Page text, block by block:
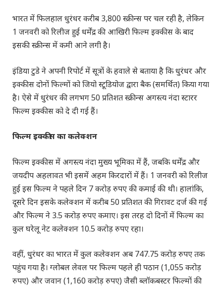
भारत में फिलहाल धुरंधर करीब 3,800 स्क्रीन्स पर चल रही है, लेकिन
1 जनवरी को रिलीज हुई धर्मेंद्र की आखिरी फिल्म इक्कीस के बाद
इसकी स्क्रीन्स में कमी आने लगी है।
इंडिया टुडे ने अपनी रिपोर्ट में सूत्रों के हवाले से बताया है कि धुरंधर और
इक्कीस दोनों फिल्मों को जियो स्टूडियोज द्वारा बैक (समर्थित) किया गया
है। ऐसे में धुरंधर की लगभग 50 प्रतिशत स्क्रीन्स अगस्त्य नंदा स्टारर
फिल्म इक्कीस को दे दी गई हैं।
फिल्म इक्कीस का कलेक्शन
फिल्म इक्कीस में अगस्त्य नंदा मुख्य भूमिका में हैं, जबकि धर्मेंद्र और
जयदीप अहलावत भी इसमें अहम किरदारों में हैं। 1 जनवरी को रिलीज
हुई इस फिल्म ने पहले दिन 7 करोड़ रुपए की कमाई की थी। हालांकि,
दूसरे दिन इसके कलेक्शन में करीब 50 प्रतिशत की गिरावट दर्ज की गई
और फिल्म ने 3.5 करोड़ रुपए कमाए। इस तरह दो दिनों में फिल्म का
कुल घरेलू नेट कलेक्शन 10.5 करोड़ रुपए रहा।
वहीं, धुरंधर का भारत में कुल कलेक्शन अब 747.75 करोड़ रुपए तक
पहुंच गया है। ग्लोबल लेवल पर फिल्म पहले ही पठान (1,055 करोड़
रुपए) और जवान (1,160 करोड़ रुपए) जैसी ब्लॉकबस्टर फिल्मों की